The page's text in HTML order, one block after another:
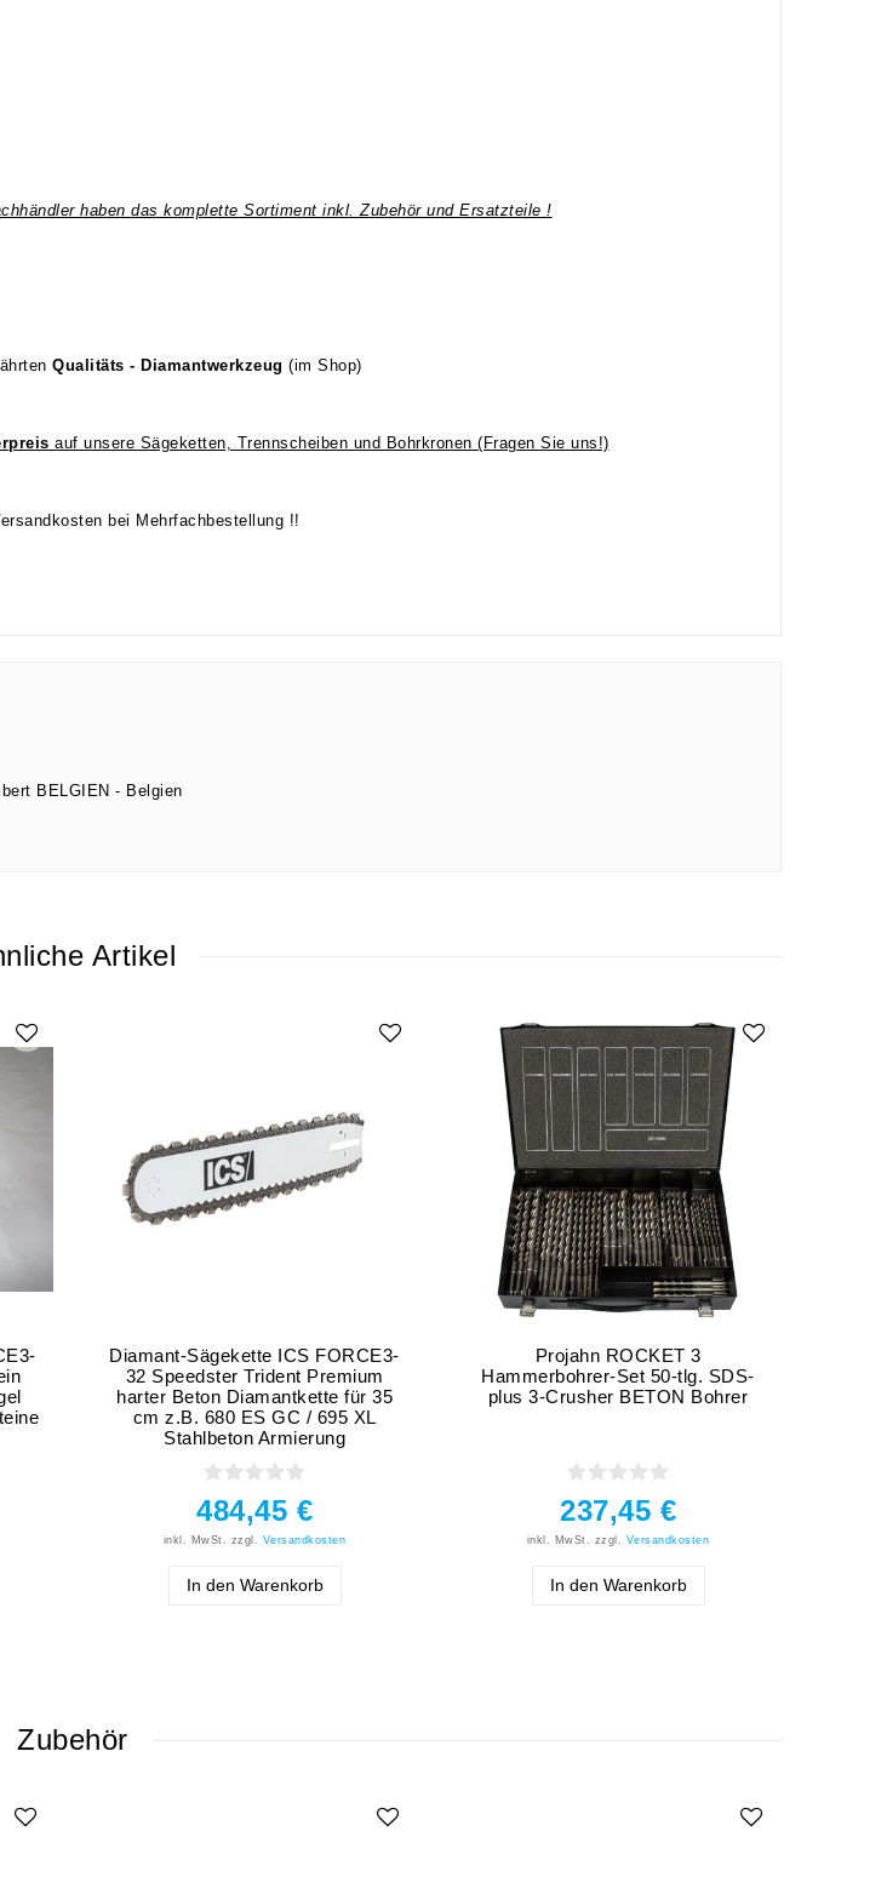
haben das komplette Sortiment inkl. Zubehör und Ersatzteile !
Qualitäts - Diamantwerkzeug(im Shop)
auf unsere Sägeketten, Trennscheiben und Bohrkronen (Fragen Sie uns!)
bei Mehrfachbestellung !!
BELGIEN
Belgien
Artikel
Diamant-Sägekette ICS FORCE3-
32 Speedster Trident Premium
harter Beton Diamantkette für 35
cm z.B. 680 ES GC / 695 XL
Stahlbeton Armierung
484,45 €
inkl. MwSt. zzgl. Versandkosten
In den Warenkorb
Projahn ROCKET 3
Hammerbohrer-Set 50-tlg. SDS-
plus 3-Crusher BETON Bohrer
237,45 €
inkl. MwSt. zzgl. Versandkosten
In den Warenkorb
Zubehör